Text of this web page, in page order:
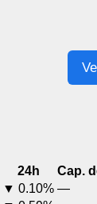
24h Cap.
▼ 0.10% —